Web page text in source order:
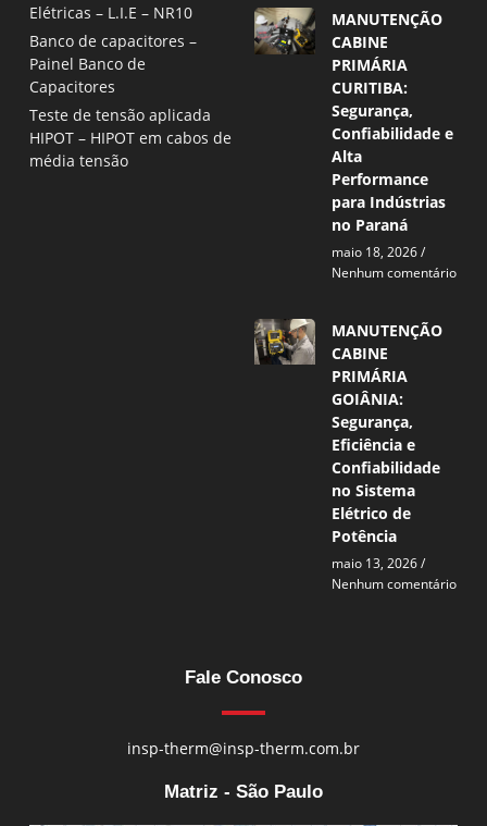
Elétricas – L.I.E – NR10
Banco de capacitores –
Painel Banco de
Capacitores
Teste de tensão aplicada
HIPOT – HIPOT em cabos de
média tensão
MANUTENÇÃO
CABINE
PRIMÁRIA
CURITIBA:
Segurança,
Confiabilidade e
Alta
Performance
para Indústrias
no Paraná
maio 18, 2026
Nenhum comentário
MANUTENÇÃO
CABINE
PRIMÁRIA
GOIÂNIA:
Segurança,
Eficiência e
Confiabilidade
no Sistema
Elétrico de
Potência
maio 13, 2026
Nenhum comentário
Fale Conosco
insp-therm@insp-therm.com.br
Matriz - São Paulo